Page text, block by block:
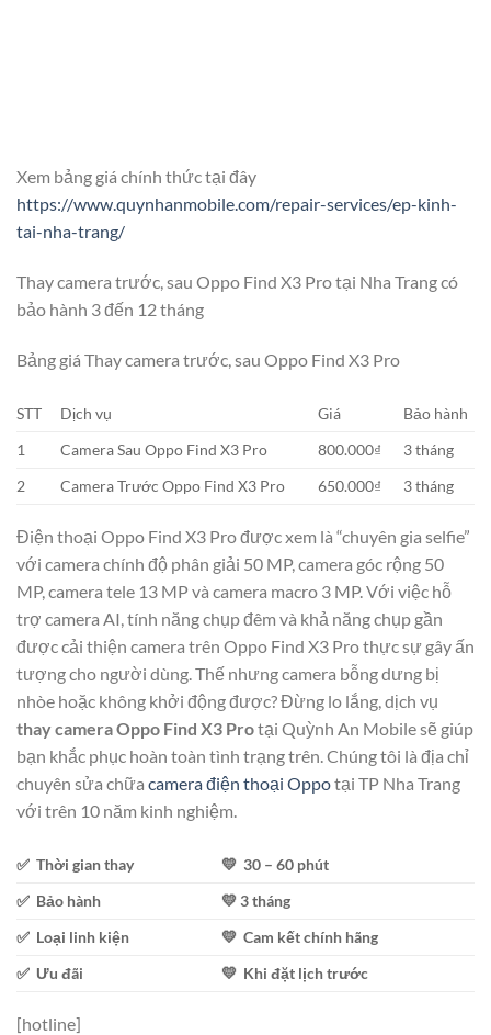
Xem bảng giá chính thức tại đây
https://www.quynhanmobile.com/repair-services/ep-kinh-
tai-nha-trang/
Thay camera trước, sau Oppo Find X3 Pro tại Nha Trang có
bảo hành 3 đến 12 tháng
Bảng giá Thay camera trước, sau Oppo Find X3 Pro
STT Dịch vụ Giá
Bảo hành
1
Camera Sau Oppo Find X3 Pro 800.000₫
3 tháng
2
Camera Trước Oppo Find X3 Pro 650.000₫ 3 tháng
Điện thoại Oppo Find X3 Pro được xem là “chuyên gia selfie”
với camera chính độ phân giải 50 MP, camera góc rộng 50
MP, camera tele 13 MP và camera macro 3 MP. Với việc hỗ
trợ camera AI, tính năng chụp đêm và khả năng chụp gần
được cải thiện camera trên Oppo Find X3 Pro thực sự gây ấn
tượng cho người dùng. Thế nhưng camera bỗng dưng bị
nhòe hoặc không khởi động được? Đừng lo lắng, dịch vụ
thay camera Oppo Find X3 Protại Quỳnh An Mobile sẽ giúp
bạn khắc phục hoàn toàn tình trạng trên. Chúng tôi là địa chỉ
chuyên sửa chữa camera điện thoại Oppotại TP Nha Trang
với trên 10 năm kinh nghiệm.
✅ Thời gian thay
💛 30 – 60 phút
✅ Bảo hành
💛 3 tháng
✅ Loại linh kiện
💛 Cam kết chính hãng
✅ Ưu đãi
💛 Khi đặt lịch trước
[hotline]